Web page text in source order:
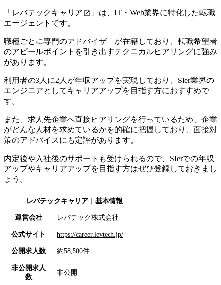
「 レバテックキャリア 」は、 IT・Web業界に特化した転職
エージェント です。
職種ごとに専門のアドバイザーが在籍しており、転職希望者
のアピールポイントを引き出すテクニカルヒアリングに強み
があります。
利用者の3人に2人が年収アップを実現しており、SIer業界の
エンジニアとしてキャリアアップを目指す方におすすめで
す。
また、求人先企業へ直接ヒアリングを行っているため、企業
がどんな人材を求めているかを的確に把握しており、面接対
策のアドバイスにも定評があります。
内定後や入社後のサポートも受けられるので、SIerでの年収
アップやキャリアアップを目指す方はぜひ登録しておきまし
ょう。
レバテックキャリア｜基本情報
運営会社 レバテック株式会社
公式サイト https://career.levtech.jp/
公開求人数 約58,500件
非公開求人
数
非公開